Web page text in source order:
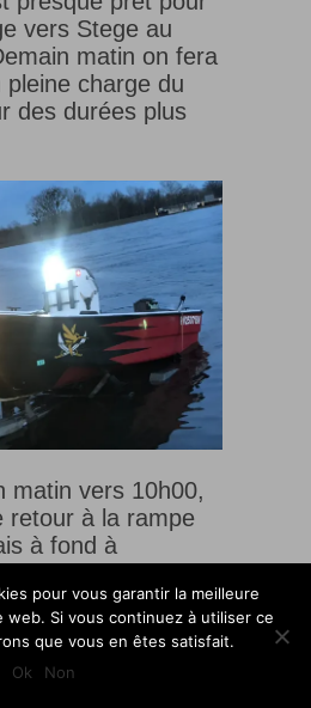
vers Stege au
matin on fera
pleine charge du
des durées plus
matin vers 10h00,
retour à la rampe
à fond à
bien !!!!!
pour vous garantir la meilleure
Si vous continuez à utiliser ce
que vous en êtes satisfait.
Ok
Non